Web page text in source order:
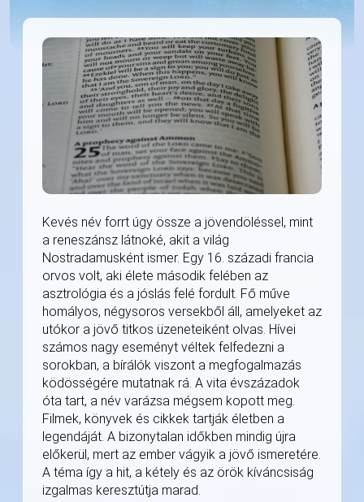
Kevés név forrt úgy össze a jövendöléssel, mint
a reneszánsz látnoké, akit a világ
Nostradamusként ismer. Egy 16. századi francia
orvos volt, aki élete második felében az
asztrológia és a jóslás felé fordult. Fő műve
homályos, négysoros versekből áll, amelyeket az
utókor a jövő titkos üzeneteiként olvas. Hívei
számos nagy eseményt véltek felfedezni a
sorokban, a bírálók viszont a megfogalmazás
ködösségére mutatnak rá. A vita évszázadok
óta tart, a név varázsa mégsem kopott meg.
Filmek, könyvek és cikkek tartják életben a
legendáját. A bizonytalan időkben mindig újra
előkerül, mert az ember vágyik a jövő ismeretére.
A téma így a hit, a kétely és az örök kíváncsiság
izgalmas keresztútja marad.